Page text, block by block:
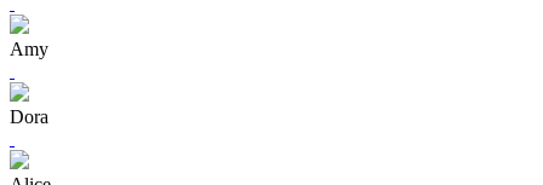
Amy
Dora